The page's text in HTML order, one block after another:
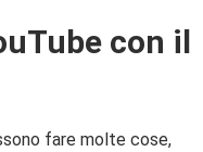
con il
fare molte cose,